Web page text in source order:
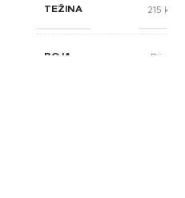
TEŽINA 215 kg
BOJA Bijela